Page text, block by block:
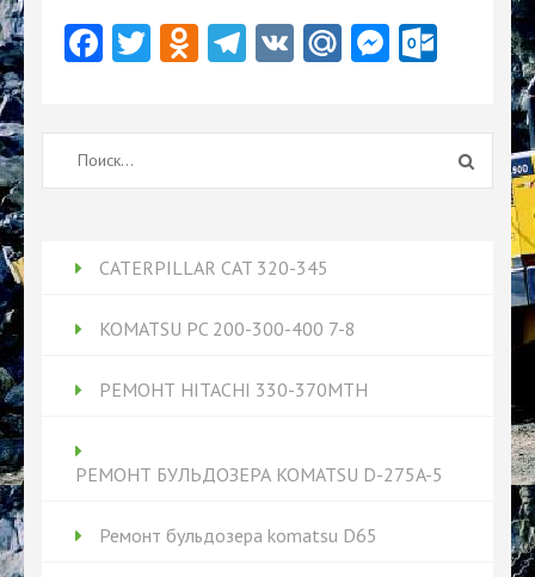
Facebook
Twitter
Odnoklassniki
Telegram
VK Mail.Ru
Найти:
CATERPILLAR CAT 320-345
KOMATSU PC 200-300-400 7-8
РЕМОНТ HITACHI 330-370MTH
РЕМОНТ БУЛЬДОЗЕРА KOMATSU D-275A-5
Ремонт бульдозера komatsu D65